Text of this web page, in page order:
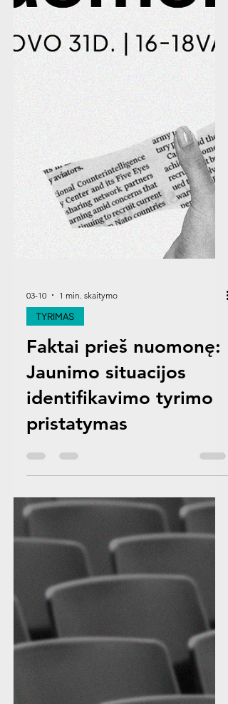
03-10 1 min. skaitymo
Faktai prieš nuomonę:
Jaunimo situacijos
identifikavimo tyrimo
pristatymas